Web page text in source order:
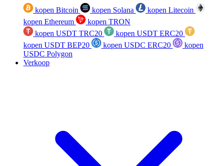
kopen Bitcoin kopen Solana
kopen Litecoin
kopen Ethereum
kopen TRON
kopen USDT TRC20
kopen USDT ERC20
kopen USDT BEP20
kopen USDC ERC20
kopen
USDC Polygon
Verkoop